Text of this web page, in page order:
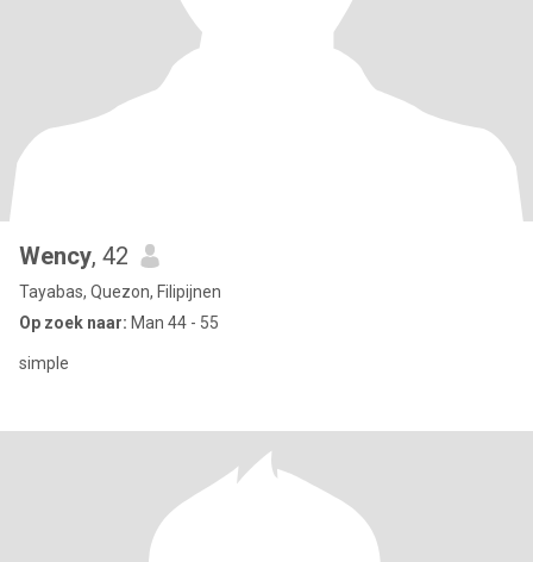
Wency, 42
Tayabas, Quezon, Filipijnen
Op zoek naar: Man 44 - 55
simple